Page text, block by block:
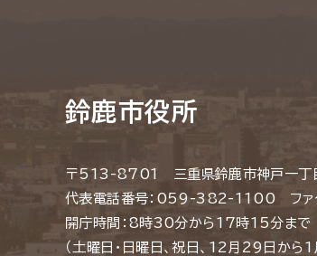
鈴鹿市役所
〒513-8701 三重県鈴鹿市神戸一丁
代表電話番号：059-382-1100 フ
開庁時間：8時30分から17時15分まで
（土曜日・日曜日、祝日、12月29日から1